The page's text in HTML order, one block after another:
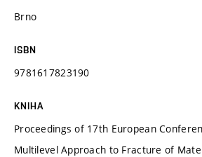
Brno
ISBN
9781617823190
KNIHA
Proceedings of 17th European
Multilevel Approach to Fracture of